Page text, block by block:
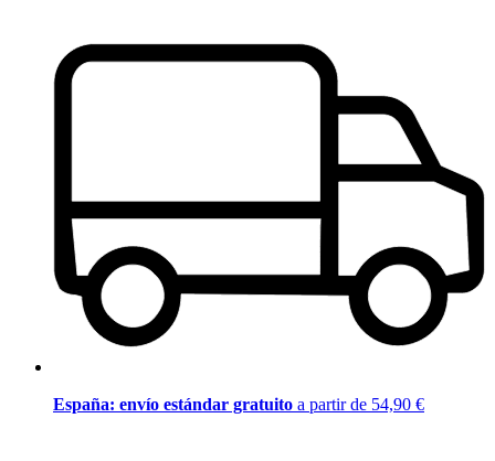
España: envío estándar gratuito a partir de 54,90 €